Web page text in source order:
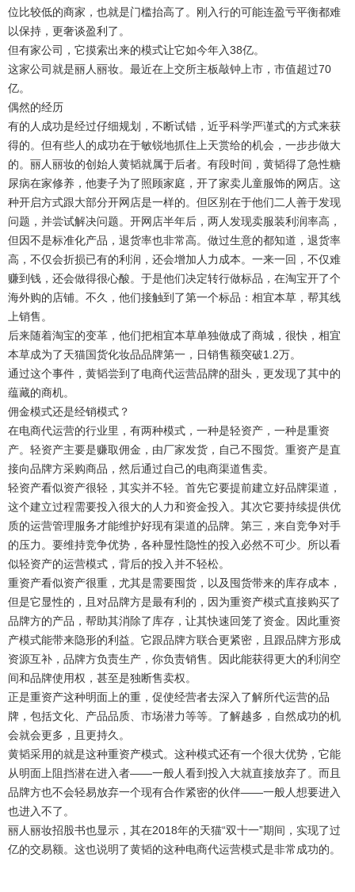
位比较低的商家，也就是门槛抬高了。刚入行的可能连盈亏平衡都难
以保持，更奢谈盈利了。
但有家公司，它摸索出来的模式让它如今年入38亿。
这家公司就是丽人丽妆。最近在上交所主板敲钟上市，市值超过70
亿。
偶然的经历
有的人成功是经过仔细规划，不断试错，近乎科学严谨式的方式来获
得的。但有些人的成功在于敏锐地抓住上天赏给的机会，一步步做大
的。丽人丽妆的创始人黄韬就属于后者。有段时间，黄韬得了急性糖
尿病在家修养，他妻子为了照顾家庭，开了家卖儿童服饰的网店。这
种开启方式跟大部分开网店是一样的。但区别在于他们二人善于发现
问题，并尝试解决问题。开网店半年后，两人发现卖服装利润率高，
但因不是标准化产品，退货率也非常高。做过生意的都知道，退货率
高，不仅会折损已有的利润，还会增加人力成本。一来一回，不仅难
赚到钱，还会做得很心酸。于是他们决定转行做标品，在淘宝开了个
海外购的店铺。不久，他们接触到了第一个标品：相宜本草，帮其线
上销售。
后来随着淘宝的变革，他们把相宜本草单独做成了商城，很快，相宜
本草成为了天猫国货化妆品品牌第一，日销售额突破1.2万。
通过这个事件，黄韬尝到了电商代运营品牌的甜头，更发现了其中的
蕴藏的商机。
佣金模式还是经销模式？
在电商代运营的行业里，有两种模式，一种是轻资产，一种是重资
产。轻资产主要是赚取佣金，由厂家发货，自己不囤货。重资产是直
接向品牌方采购商品，然后通过自己的电商渠道售卖。
轻资产看似资产很轻，其实并不轻。首先它要提前建立好品牌渠道，
这个建立过程需要投入很大的人力和资金投入。其次它要持续提供优
质的运营管理服务才能维护好现有渠道的品牌。第三，来自竞争对手
的压力。要维持竞争优势，各种显性隐性的投入必然不可少。所以看
似轻资产的运营模式，背后的投入并不轻松。
重资产看似资产很重，尤其是需要囤货，以及囤货带来的库存成本，
但是它显性的，且对品牌方是最有利的，因为重资产模式直接购买了
品牌方的产品，帮助其消除了库存，让其快速回笼了资金。因此重资
产模式能带来隐形的利益。它跟品牌方联合更紧密，且跟品牌方形成
资源互补，品牌方负责生产，你负责销售。因此能获得更大的利润空
间和品牌使用权，甚至是独断售卖权。
正是重资产这种明面上的重，促使经营者去深入了解所代运营的品
牌，包括文化、产品品质、市场潜力等等。了解越多，自然成功的机
会就会更多，且更持久。
黄韬采用的就是这种重资产模式。这种模式还有一个很大优势，它能
从明面上阻挡潜在进入者——一般人看到投入大就直接放弃了。而且
品牌方也不会轻易放弃一个现有合作紧密的伙伴——一般人想要进入
也进入不了。
丽人丽妆招股书也显示，其在2018年的天猫“双十一”期间，实现了过
亿的交易额。这也说明了黄韬的这种电商代运营模式是非常成功的。